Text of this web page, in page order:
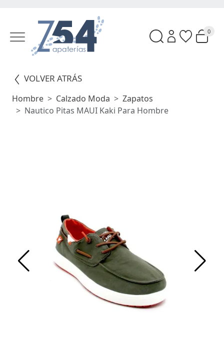
0
VOLVER ATRÁS
Hombre Calzado Moda
Zapatos
Nautico Pitas MAUI Kaki Para Hombre